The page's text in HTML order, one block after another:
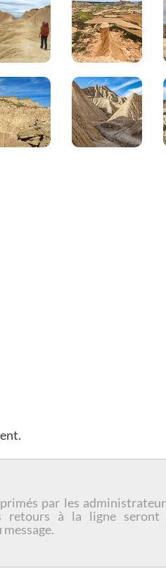
par les
retours à la ligne seront